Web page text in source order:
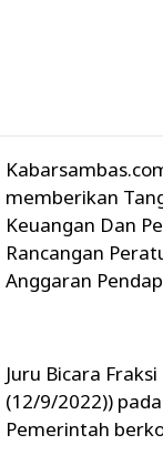
memberikan
Keuangan Dan
Rancangan
Anggaran
Juru Bicara
(12/9/2022))
Pemerintah